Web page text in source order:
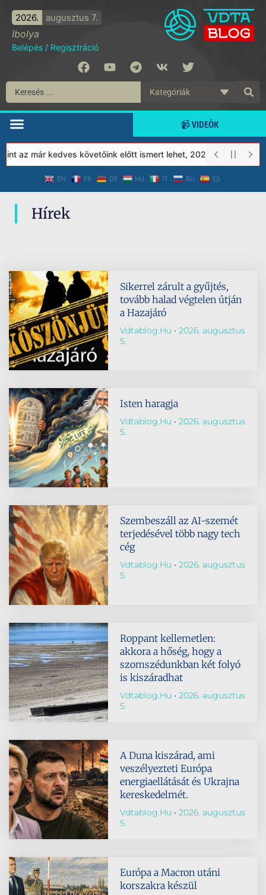
2026. augusztus 7.
Ibolya
Belépés / Regisztráció
📹 VIDEÓK
az már kedves követőink előtt ismert lehet, 2023-tól a Védett
EN FR DE HU IT RU ES
Hírek
Sikerrel zárult a gyűjtés,
tovább halad végtelen útján
a Hazajáró
Vdtablog.hu
2026. augusztus
5.
Isten haragja
Vdtablog.hu
2026. augusztus
5.
Szembeszáll az AI-szemét
terjedésével több nagy tech
cég
Vdtablog.hu
2026. augusztus
5.
Roppant kellemetlen:
akkora a hőség, hogy a
szomszédunkban két folyó
is kiszáradhat
Vdtablog.hu
2026. augusztus
5.
A Duna kiszárad, ami
veszélyezteti Európa
energiaellátását és Ukrajna
kereskedelmét.
Vdtablog.hu
2026. augusztus
5.
Európa a Macron utáni
korszakra készül